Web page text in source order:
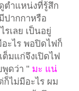
ตำแหน่งที่รู้สึก
ปากกาหรือ
เลย เป็นอยู่
ะไร พอปิดไฟก็
ต็มแก่จึงเปิดไฟ
ดว่า " มะ แน่
ก็ไม่มีอะไร ผม